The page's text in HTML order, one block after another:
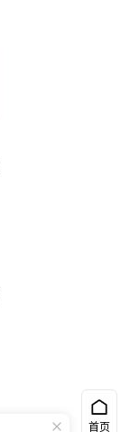
首页